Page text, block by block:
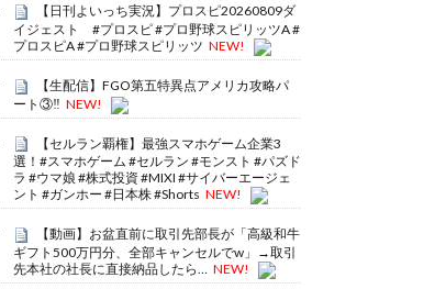
【日刊よいっち実況】プロスピ20260809ダ
イジェスト #プロスピ #プロ野球スピリッツA #
プロスピA #プロ野球スピリッツ NEW!
【生配信】FGO第五特異点アメリカ攻略パ
ート③‼️ NEW!
【セルラン覇権】最強スマホゲーム企業3
選！#スマホゲーム #セルラン #モンスト #パズド
ラ #ウマ娘 #株式投資 #MIXI #サイバーエージェ
ント #ガンホー #日本株 #Shorts NEW!
【動画】お盆直前に取引先部長が「高級和牛
ギフト500万円分、全部キャンセルでw」→取引
先本社の社長に直接納品したら… NEW!